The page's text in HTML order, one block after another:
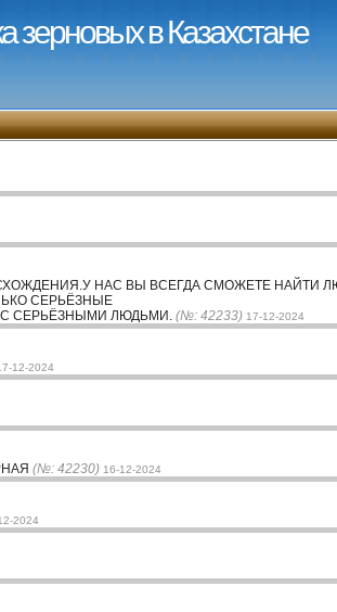
зерновых в Казахстане
НАС ВЫ ВСЕГДА СМОЖЕТЕ НАЙТИ
СЕРЬЁЗНЫЕ
С СЕРЬЁЗНЫМИ ЛЮДЬМИ. (№: 42233) 17-12-2024
12-2024
(№: 42230) 16-12-2024
2024